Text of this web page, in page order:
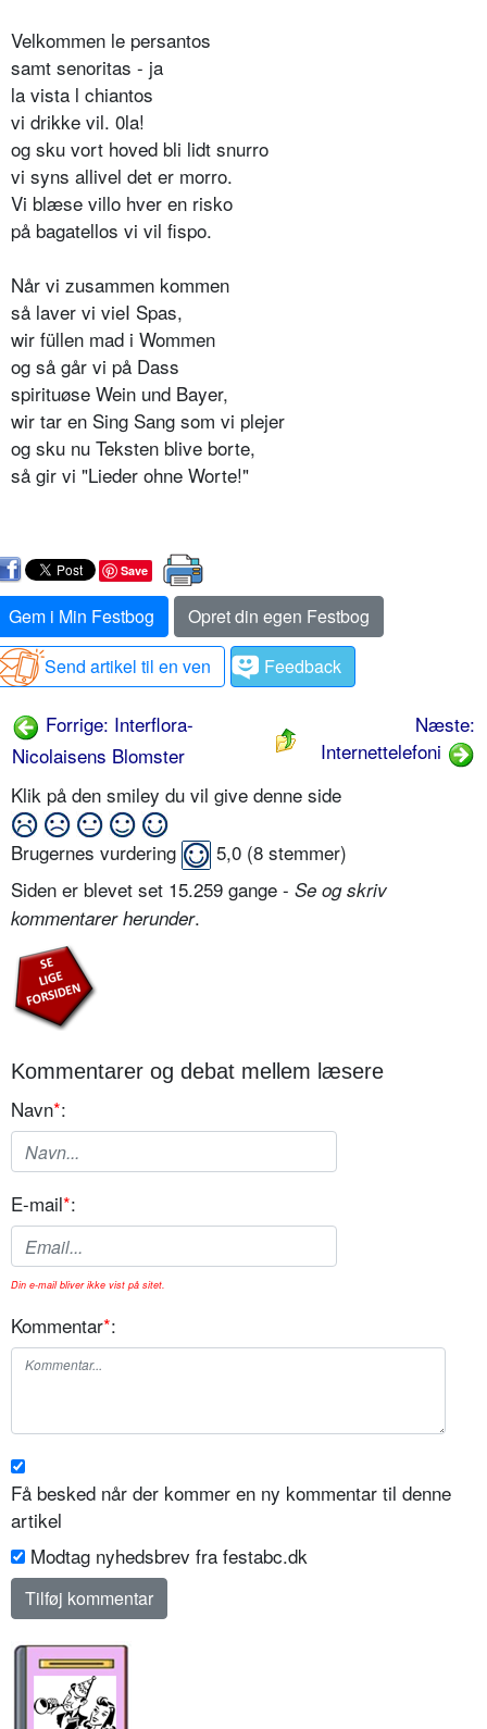
Velkommen le persantos
samt senoritas - ja
la vista l chiantos
vi drikke vil. 0la!
og sku vort hoved bli lidt snurro
vi syns allivel det er morro.
Vi blæse villo hver en risko
på bagatellos vi vil fispo.
Når vi zusammen kommen
så laver vi vieI Spas,
wir füllen mad i Wommen
og så går vi på Dass
spirituøse Wein und Bayer,
wir tar en Sing Sang som vi plejer
og sku nu Teksten blive borte,
så gir vi "Lieder ohne Worte!"
Save
Gem i Min Festbog
Opret din egen Festbog
Send artikel til en ven
Feedback
Forrige: Interflora-
Nicolaisens Blomster
Næste:
Internettelefoni
Klik på den smiley du vil give denne side
Brugernes vurdering 5,0 (8 stemmer)
Siden er blevet set 15.259 gange - Se og skriv
kommentarer herunder.
Kommentarer og debat mellem læsere
Navn*:
E-mail*:
Din e-mail bliver ikke vist på sitet.
Kommentar*:
Få besked når der kommer en ny kommentar til denne
artikel
Modtag nyhedsbrev fra festabc.dk